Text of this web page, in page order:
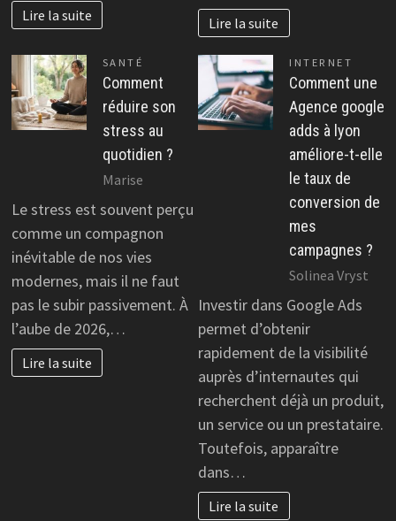
Lire la suite Lire la suite
SANTÉ
Comment
réduire son
stress au
quotidien ?
Marise
Le stress est souvent perçu
comme un compagnon
inévitable de nos vies
modernes, mais il ne faut
pas le subir passivement. À
l’aube de 2026,…
Lire la suite
INTERNET
Comment une
Agence google
adds à lyon
améliore-t-elle
le taux de
conversion de
mes
campagnes ?
Solinea Vryst
Investir dans Google Ads
permet d’obtenir
rapidement de la visibilité
auprès d’internautes qui
recherchent déjà un produit,
un service ou un prestataire.
Toutefois, apparaître
dans…
Lire la suite